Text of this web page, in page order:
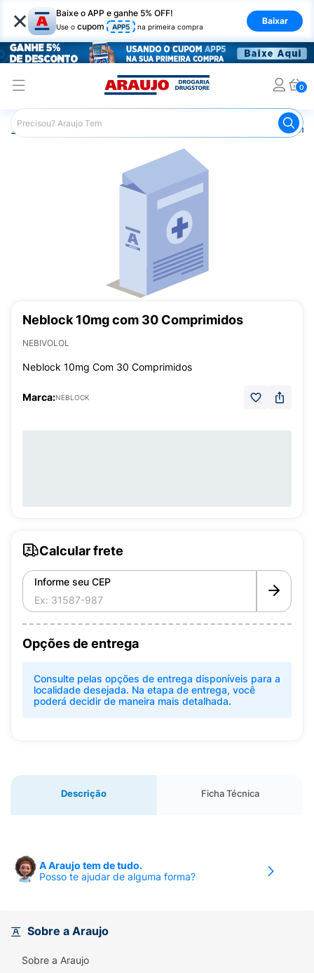
× Baixe o APP e ganhe 5% OFF!
Use o cupom APP5 na primeira compra
Baixar
0
Araujo Medicamentos
Neblock 10mg com 30 Comprimidos
NEBIVOLOL
Neblock 10mg Com 30 Comprimidos
Marca:NEBLOCK
Calcular frete
Informe seu CEP
Opções de entrega
Consulte pelas opções de entrega disponíveis para a
localidade desejada. Na etapa de entrega, você
poderá decidir de maneira mais detalhada.
Descrição Ficha Técnica
A Araujo tem de tudo.
Posso te ajudar de alguma forma?
Sobre a Araujo
Sobre a Araujo